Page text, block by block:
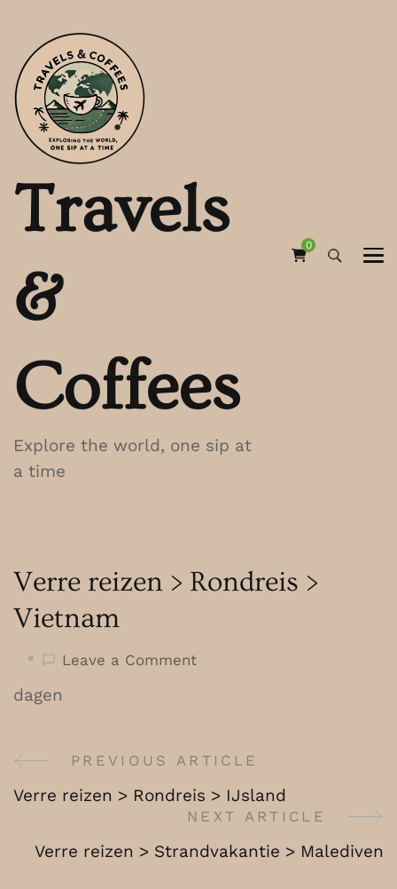
Travels
&
Coffees
Explore the world, one sip at
a time
0
Verre reizen > Rondreis >
Vietnam
Leave a Commenton
Vietnam
dagen
Post
Navigation
PREVIOUS ARTICLE
Verre reizen > Rondreis > IJsland
NEXT ARTICLE
Verre reizen > Strandvakantie > Malediven